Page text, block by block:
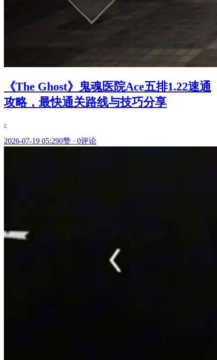
《The Ghost》鬼魂医院Ace五排1.22速通
攻略，最快通关路线与技巧分享
-
2026-07-19 05:290赞 · 0评论